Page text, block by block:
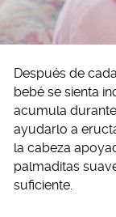
Después de
bebé se sienta
acumula
ayudarlo a
la cabeza
palmaditas
suficiente.